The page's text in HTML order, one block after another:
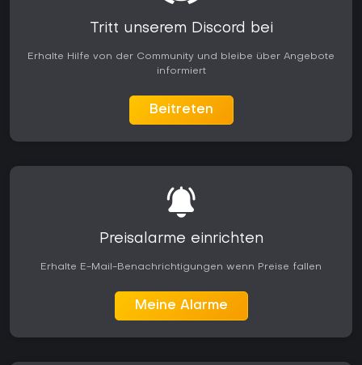
Tritt unserem Discord bei
Erhalte Hilfe von der Community und bleibe über Angebote
informiert
Beitreten
Preisalarme einrichten
Erhalte E-Mail-Benachrichtigungen wenn Preise fallen
Meine Alarme